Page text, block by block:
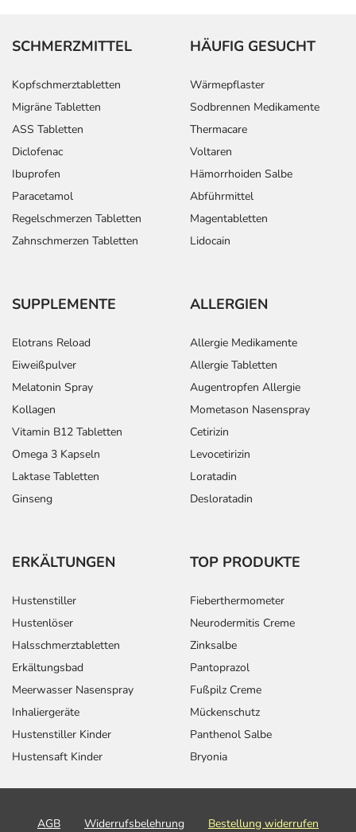
SCHMERZMITTEL
Kopfschmerztabletten
Migräne Tabletten
ASS Tabletten
Diclofenac
Ibuprofen
Paracetamol
Regelschmerzen Tabletten
Zahnschmerzen Tabletten
HÄUFIG GESUCHT
Wärmepflaster
Sodbrennen Medikamente
Thermacare
Voltaren
Hämorrhoiden Salbe
Abführmittel
Magentabletten
Lidocain
SUPPLEMENTE
Elotrans Reload
Eiweißpulver
Melatonin Spray
Kollagen
Vitamin B12 Tabletten
Omega 3 Kapseln
Laktase Tabletten
Ginseng
ALLERGIEN
Allergie Medikamente
Allergie Tabletten
Augentropfen Allergie
Mometason Nasenspray
Cetirizin
Levocetirizin
Loratadin
Desloratadin
ERKÄLTUNGEN
Hustenstiller
Hustenlöser
Halsschmerztabletten
Erkältungsbad
Meerwasser Nasenspray
Inhaliergeräte
Hustenstiller Kinder
Hustensaft Kinder
TOP PRODUKTE
Fieberthermometer
Neurodermitis Creme
Zinksalbe
Pantoprazol
Fußpilz Creme
Mückenschutz
Panthenol Salbe
Bryonia
AGB Widerrufsbelehrung
Bestellung widerrufen